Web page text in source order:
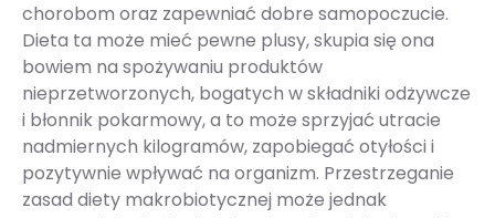
chorobom oraz zapewniać dobre samopoczucie.
Dieta ta może mieć pewne plusy, skupia się ona
bowiem na spożywaniu produktów
nieprzetworzonych, bogatych w składniki odżywcze
i błonnik pokarmowy, a to może sprzyjać utracie
nadmiernych kilogramów, zapobiegać otyłości i
pozytywnie wpływać na organizm. Przestrzeganie
zasad diety makrobiotycznej może jednak